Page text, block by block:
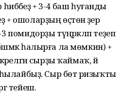
һибәбеҙ + 3-4 баш һуғанды
+ ошоларҙың өҫтөнә әҙер
түңәрәкләп теҙеп
һалырға ла мөмкин) +
сырҙы ҡаймаҡ, йә
Сыр бөтә ризыҡты
тейеш.